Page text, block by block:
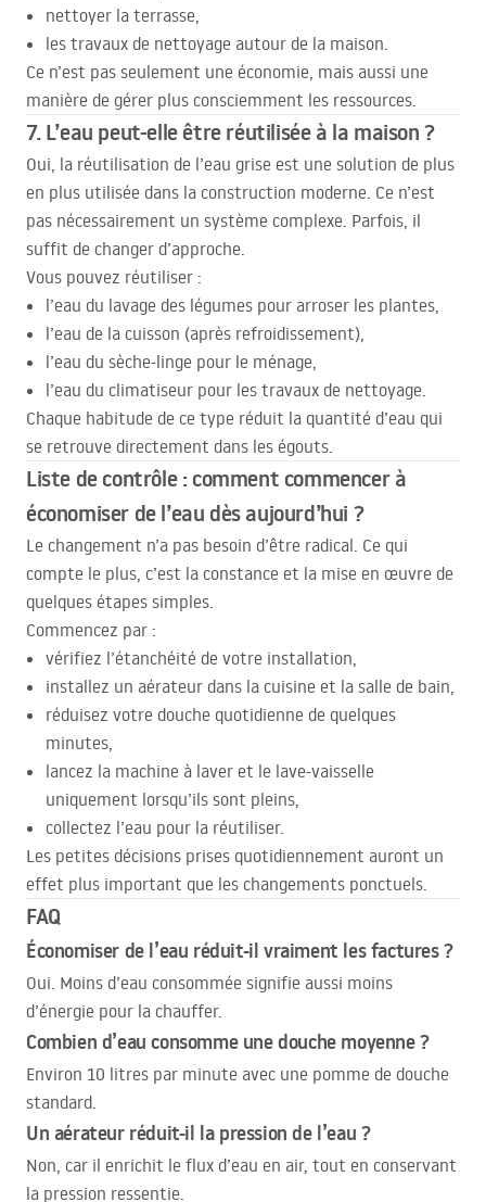
nettoyer la terrasse,
les travaux de nettoyage autour de la maison.
Ce n’est pas seulement une économie, mais aussi une
manière de gérer plus consciemment les ressources.
7. L’eau peut-elle être réutilisée à la maison ?
Oui, la réutilisation de l’eau grise est une solution de plus
en plus utilisée dans la construction moderne. Ce n’est
pas nécessairement un système complexe. Parfois, il
suffit de changer d’approche.
Vous pouvez réutiliser :
l’eau du lavage des légumes pour arroser les plantes,
l’eau de la cuisson (après refroidissement),
l’eau du sèche-linge pour le ménage,
l’eau du climatiseur pour les travaux de nettoyage.
Chaque habitude de ce type réduit la quantité d’eau qui
se retrouve directement dans les égouts.
Liste de contrôle : comment commencer à
économiser de l’eau dès aujourd’hui ?
Le changement n’a pas besoin d’être radical. Ce qui
compte le plus, c’est la constance et la mise en œuvre de
quelques étapes simples.
Commencez par :
vérifiez l’étanchéité de votre installation,
installez un aérateur dans la cuisine et la salle de bain,
réduisez votre douche quotidienne de quelques
minutes,
lancez la machine à laver et le lave-vaisselle
uniquement lorsqu’ils sont pleins,
collectez l’eau pour la réutiliser.
Les petites décisions prises quotidiennement auront un
effet plus important que les changements ponctuels.
FAQ
Économiser de l’eau réduit-il vraiment les factures ?
Oui. Moins d’eau consommée signifie aussi moins
d’énergie pour la chauffer.
Combien d’eau consomme une douche moyenne ?
Environ 10 litres par minute avec une pomme de douche
standard.
Un aérateur réduit-il la pression de l’eau ?
Non, car il enrichit le flux d’eau en air, tout en conservant
la pression ressentie.